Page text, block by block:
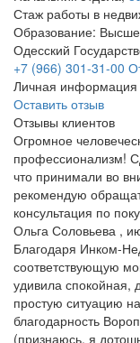
Стаж работы в
Образование:
Одесский
+7 (966) 301-31-00
Личная информация
Оставить отзыв
Отзывы клиентов
Огромное
профессионализм!
что принимали во
рекомендую
консультация по
Ольга Соловьева ,
Благодаря Инком-
соответствующую
удивила
простую ситуацию
благодарность
(признаюсь, я